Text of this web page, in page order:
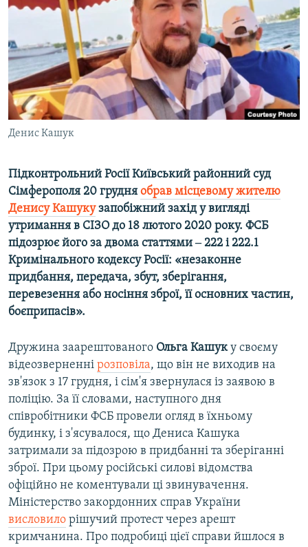
ВІДЕОУРОКИ «ELIFBE»
СВІДЧЕННЯ ОКУПАЦІЇ
УКРАЇНСЬКА ПРОБЛЕМА КРИМУ
ІНФОГРАФІКА
Qırımtatar
ДОЛУЧАЙСЯ!
Денис Кашук
Підконтрольний Росії Київський районний суд
Сімферополя 20 грудня обрав місцевому жителю
Денису Кашукузапобіжний захід у вигляді
утримання в СІЗО до 18 лютого 2020 року. ФСБ
підозрює його за двома статтями ‒ 222 і 222.1
Кримінального кодексу Росії: «незаконне
придбання, передача, збут, зберігання,
перевезення або носіння зброї, її основних частин,
боєприпасів».
Дружина заарештованого Ольга Кашуку своєму
відеозверненні розповіла, що він не виходив на
зв'язок з 17 грудня, і сім'я звернулася із заявою в
поліцію. За її словами, наступного дня
співробітники ФСБ провели огляд в їхньому
будинку, і з'ясувалося, що Дениса Кашука
затримали за підозрою в придбанні та зберіганні
зброї. При цьому російські силові відомства
офіційно не коментували ці звинувачення.
Міністерство закордонних справ України
висловило рішучий протест через арешт
кримчанина. Про подробиці цієї справи йшлося в